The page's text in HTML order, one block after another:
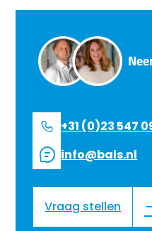
+31 (0)23 547
info@bals.nl
Vraag stellen